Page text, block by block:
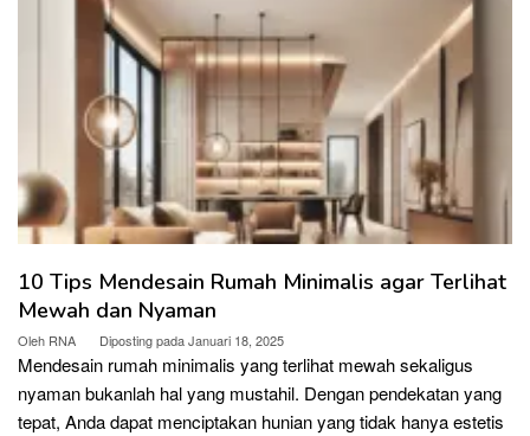
10 Tips Mendesain Rumah Minimalis agar Terlihat
Mewah dan Nyaman
Oleh RNA Diposting padaJanuari 18, 2025
Mendesain rumah minimalis yang terlihat mewah sekaligus
nyaman bukanlah hal yang mustahil. Dengan pendekatan yang
tepat, Anda dapat menciptakan hunian yang tidak hanya estetis